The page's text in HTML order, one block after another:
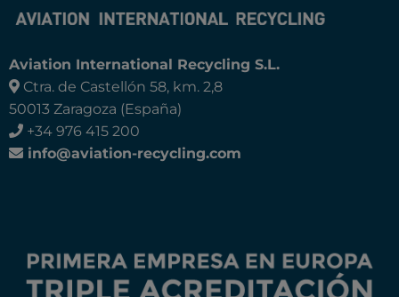
Aviation International Recycling S.L.
Ctra. de Castellón 58, km. 2,8
50013 Zaragoza (España)
+34 976 415 200
info@aviation-recycling.com